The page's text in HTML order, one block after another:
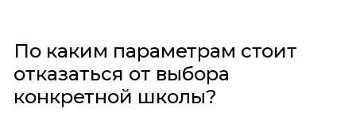
По каким параметрам стоит
отказаться от выбора
конкретной школы?